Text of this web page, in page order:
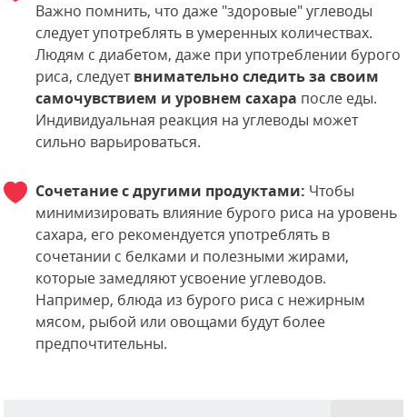
Важно помнить, что даже "здоровые" углеводы
следует употреблять в умеренных количествах.
Людям с диабетом, даже при употреблении бурого
риса, следуетвнимательно следить за своим
самочувствием и уровнем сахара после еды.
Индивидуальная реакция на углеводы может
сильно варьироваться.
Сочетание с другими продуктами: Чтобы
минимизировать влияние бурого риса на уровень
сахара, его рекомендуется употреблять в
сочетании с белками и полезными жирами,
которые замедляют усвоение углеводов.
Например, блюда из бурого риса с нежирным
мясом, рыбой или овощами будут более
предпочтительны.